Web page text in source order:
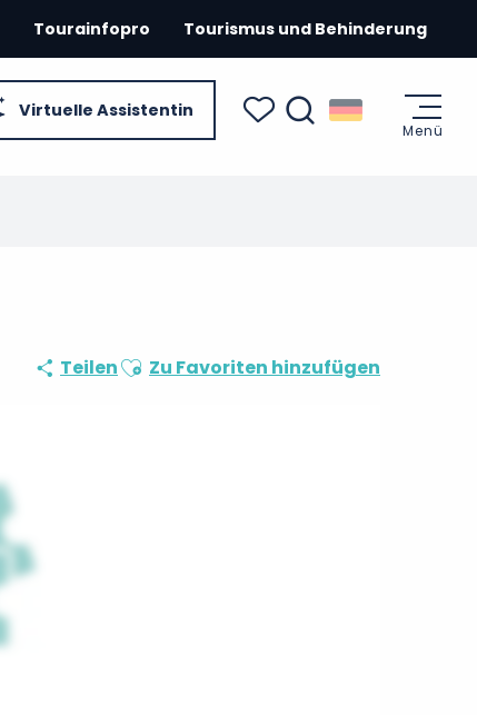
Virtuelle Assistentin
Tourainfopro Tourismus und Behinderung
Menü
TeilenAjouter aux favoris
Zu Favoriten hinzufügen